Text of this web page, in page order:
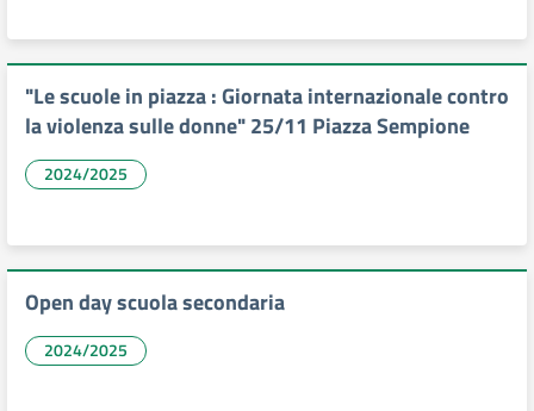
"Le scuole in piazza : Giornata internazionale contro
la violenza sulle donne" 25/11 Piazza Sempione
2024/2025
Open day scuola secondaria
2024/2025